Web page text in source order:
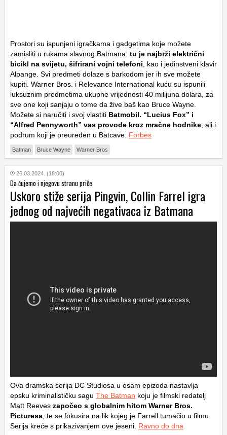
Prostori su ispunjeni igračkama i gadgetima koje možete
zamisliti u rukama slavnog Batmana: tu je najbrži električni
bicikl na svijetu, šifrirani vojni telefoni , kao i jedinstveni klavir
Alpange. Svi predmeti dolaze s barkodom jer ih sve možete
kupiti. Warner Bros. i Relevance International kuću su ispunili
luksuznim predmetima ukupne vrijednosti 40 milijuna dolara, za
sve one koji sanjaju o tome da žive baš kao Bruce Wayne.
Možete si naručiti i svoj vlastiti Batmobil. “Lucius Fox” i
“Alfred Pennyworth” vas provode kroz mračne hodnike , ali i
podrum koji je preuređen u Batcave. Forbes
Batman Bruce Wayne Warner Bros
26.03.2024. (18:00)
Da čujemo i njegovu stranu priče
Uskoro stiže serija Pingvin, Collin Farrel igra
jednog od najvećih negativaca iz Batmana
Ova dramska serija DC Studiosa u osam epizoda nastavlja
epsku kriminalističku sagu The Batman koju je filmski redatelj
Matt Reeves započeo s globalnim hitom Warner Bros.
Picturesa , te se fokusira na lik kojeg je Farrell tumačio u filmu.
Serija kreće s prikazivanjem ove jeseni. Ravno do dna